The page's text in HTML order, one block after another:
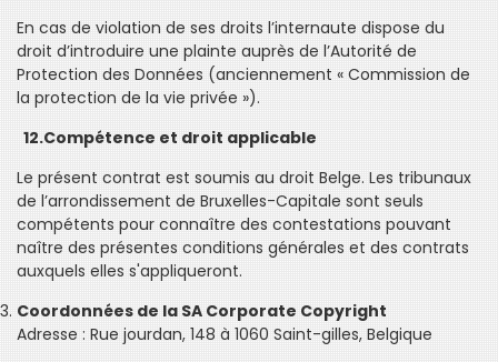
En cas de violation de ses droits l’internaute dispose du
droit d’introduire une plainte auprès de l’Autorité de
Protection des Données (anciennement « Commission de
la protection de la vie privée »).
12.Compétence et droit applicable
Le présent contrat est soumis au droit Belge. Les tribunaux
de l’arrondissement de Bruxelles-Capitale sont seuls
compétents pour connaître des contestations pouvant
naître des présentes conditions générales et des contrats
auxquels elles s'appliqueront.
Coordonnées de la SA Corporate Copyright
Adresse : Rue jourdan, 148 à 1060 Saint-gilles, Belgique